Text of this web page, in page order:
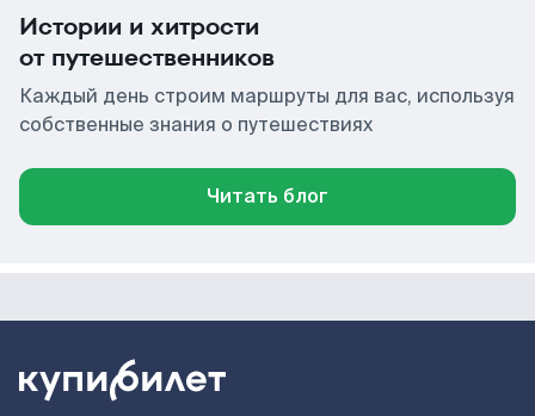
Истории и хитрости
от путешественников
Каждый день строим маршруты для вас, используя
собственные знания о путешествиях
Читать блог